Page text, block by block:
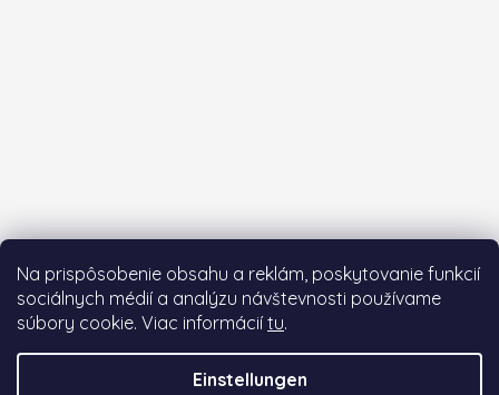
Na prispôsobenie obsahu a reklám, poskytovanie funkcií
sociálnych médií a analýzu návštevnosti používame
súbory cookie. Viac informácií tu.
Einstellungen